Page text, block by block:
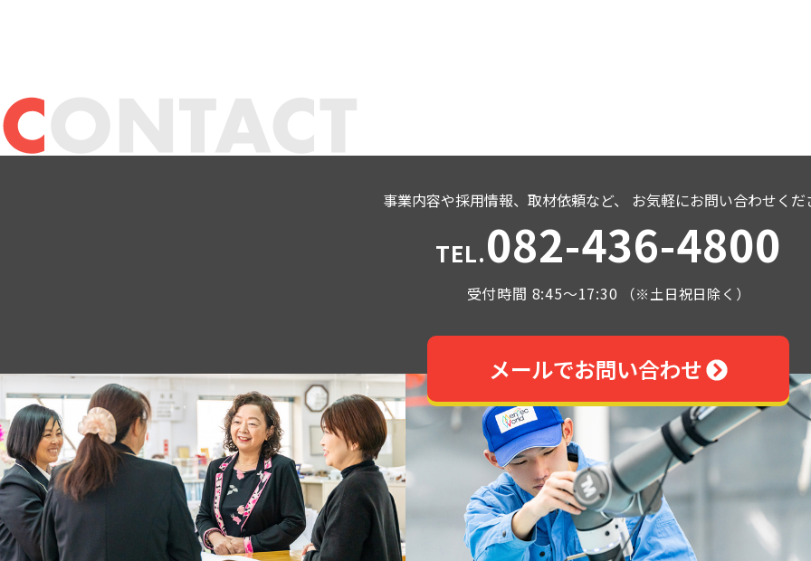
事業内容や採用情報、取材依頼など、 お気軽にお問い合わせくだ
TEL.082-436-4800
受付時間 8:45～17:30 （※土日祝日除く）
メールでお問い合わせ